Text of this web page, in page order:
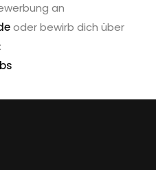
an
oder bewirb dich über